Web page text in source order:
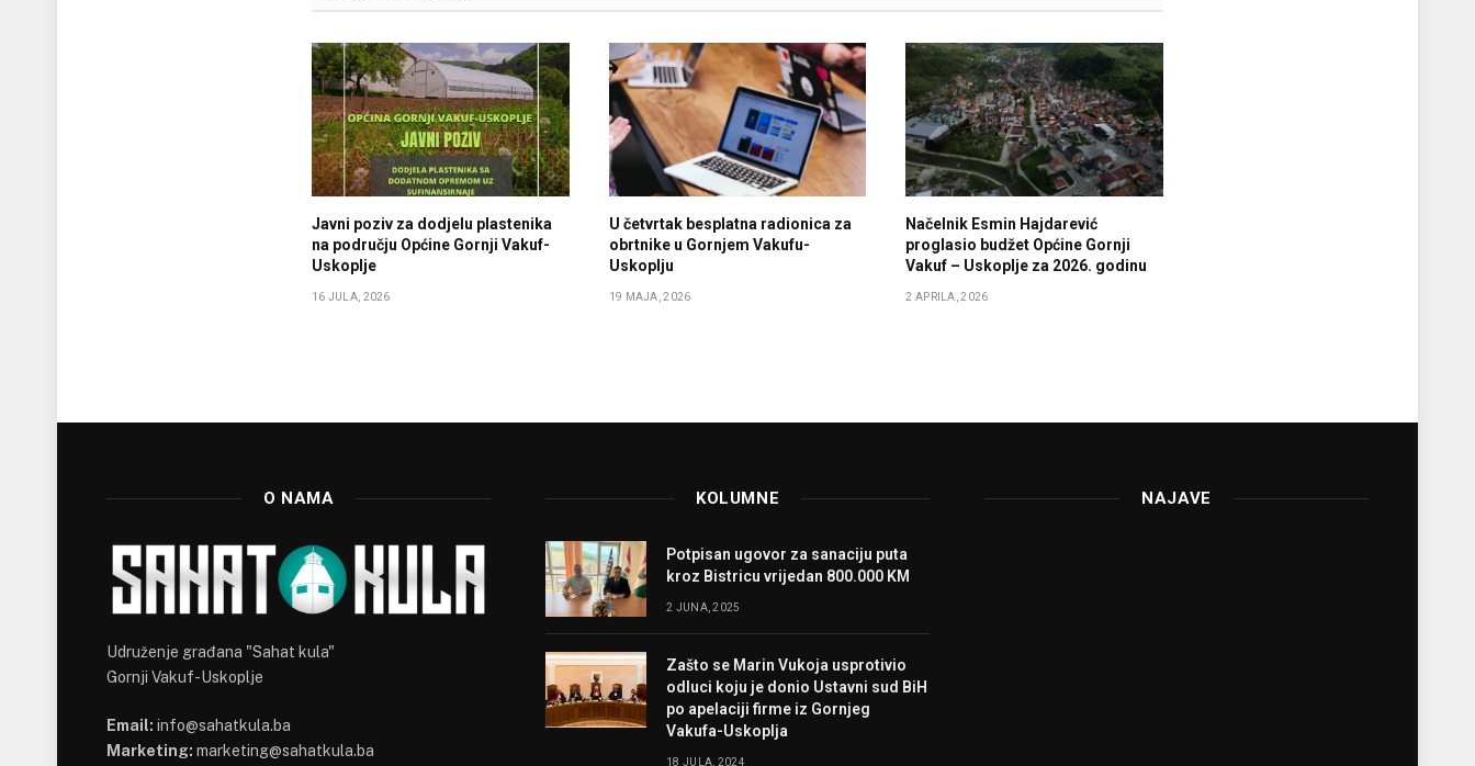
Javni poziv za dodjelu plastenika
na području Općine Gornji Vakuf-
Uskoplje
16 JULA, 2026
U četvrtak besplatna radionica za
obrtnike u Gornjem Vakufu-
Uskoplju
19 MAJA, 2026
Načelnik Esmin Hajdarević
proglasio budžet Općine Gornji
Vakuf – Uskoplje za 2026. godinu
2 APRILA, 2026
O NAMA
Udruženje građana "Sahat kula"
Gornji Vakuf-Uskoplje
Email: info@sahatkula.ba
Marketing: marketing@sahatkula.ba
KOLUMNE
Potpisan ugovor za sanaciju puta
kroz Bistricu vrijedan 800.000 KM
2 JUNA, 2025
Zašto se Marin Vukoja usprotivio
odluci koju je donio Ustavni sud BiH
po apelaciji firme iz Gornjeg
Vakufa-Uskoplja
18 JULA, 2024
NAJAVE